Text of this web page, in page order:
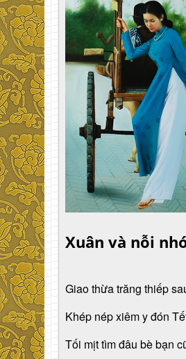
Xuân và nỗi
Giao thừa trăng thiếp
Khép nép xiêm y đón
Tối mịt tìm đâu bè bạn